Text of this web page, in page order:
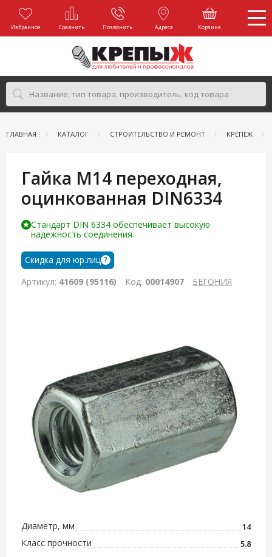
Избранное Сравнить Позвонить Адреса Корзина
ГЛАВНАЯ КАТАЛОГ СТРОИТЕЛЬСТВО И РЕМОНТ КРЕПЕЖ
Гайка М14 переходная,
оцинкованная DIN6334
Стандарт DIN 6334 обеспечивает высокую
надежность соединения.
Скидка для юр.лиц ?
Артикул: 41609 (95116) Код: 00014907 БЕГОНИЯ
Диаметр, мм 14
Класс прочности 5.8